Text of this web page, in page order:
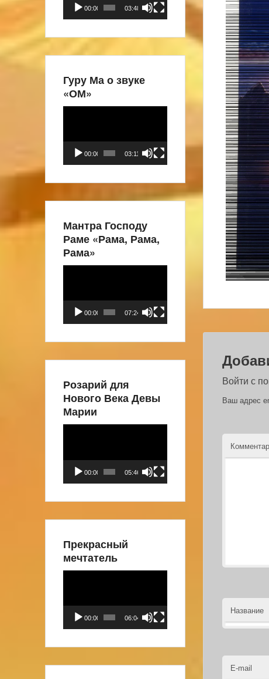
Войти с
Ваш адрес
Название
E-mail
00:00 03:48
Гуру Ма о звуке
«ОМ»
00:00 03:11
Мантра Господу
Раме «Рама, Рама,
Рама»
00:00 07:24
Розарий для
Нового Века Девы
Марии
00:00 05:46
Прекрасный
мечтатель
00:00 06:04